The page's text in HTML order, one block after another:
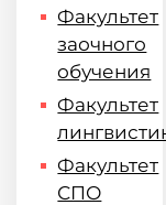
Факультет
заочного
обучения
Факультет
Факультет
СПО